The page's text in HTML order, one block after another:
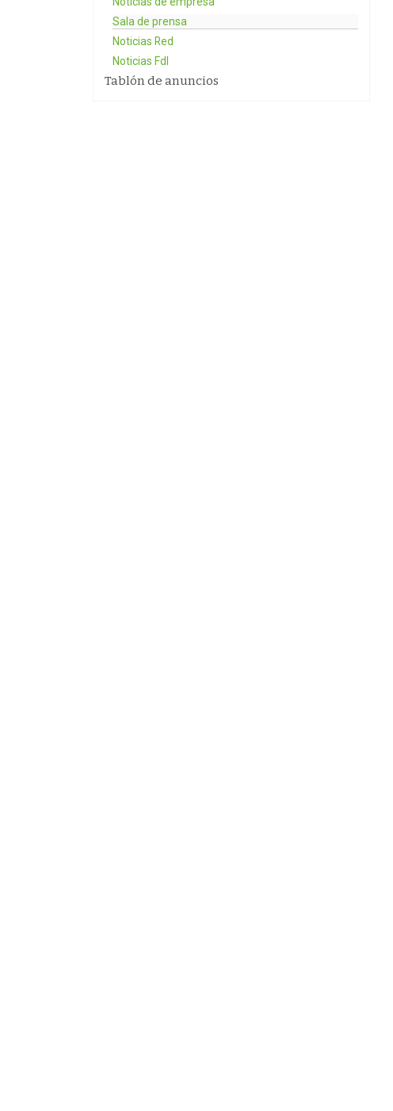
Sala de prensa
Noticias Red
Noticias FdI
Tablón de anuncios